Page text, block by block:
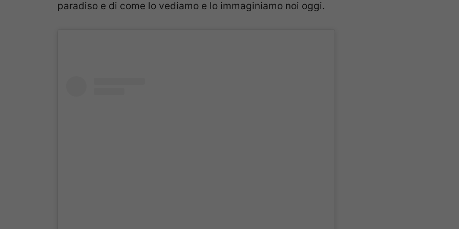
paradiso e di come lo vediamo e lo immaginiamo noi oggi.